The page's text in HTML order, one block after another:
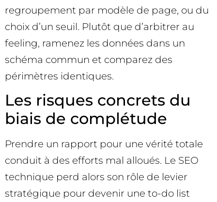
regroupement par modèle de page, ou du
choix d’un seuil. Plutôt que d’arbitrer au
feeling, ramenez les données dans un
schéma commun et comparez des
périmètres identiques.
Les risques concrets du
biais de complétude
Prendre un rapport pour une vérité totale
conduit à des efforts mal alloués. Le SEO
technique perd alors son rôle de levier
stratégique pour devenir une to-do list